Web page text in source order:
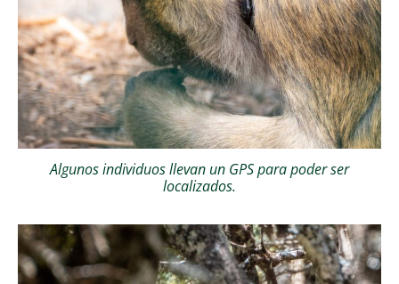
Algunos individuos llevan un GPS para poder ser
localizados.